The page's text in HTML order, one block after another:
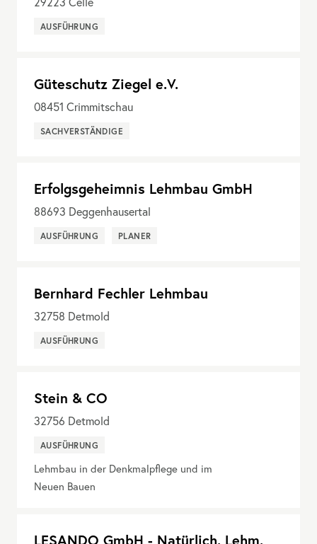
AUSFÜHRUNG
Güteschutz Ziegel e.V.
08451 Crimmitschau
SACHVERSTÄNDIGE
Erfolgsgeheimnis Lehmbau GmbH
88693 Deggenhausertal
AUSFÜHRUNG PLANER
Bernhard Fechler Lehmbau
32758 Detmold
AUSFÜHRUNG
Stein & CO
32756 Detmold
AUSFÜHRUNG
Lehmbau in der Denkmalpflege und im
Neuen Bauen
LESANDO GmbH - Natürlich. Lehm.